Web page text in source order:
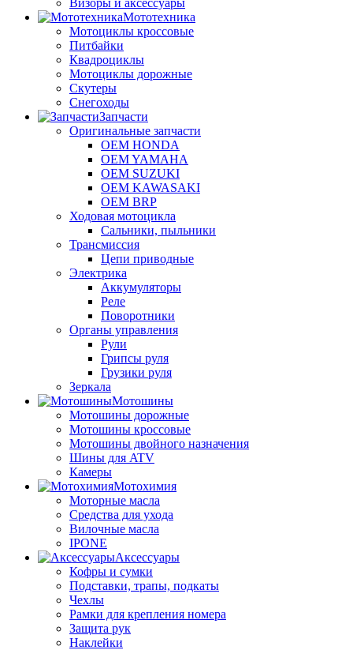
Мототехника
Мотоциклы кроссовые
Питбайки
Квадроциклы
Мотоциклы дорожные
Скутеры
Снегоходы
Запчасти
Оригинальные запчасти
OEM HONDA
OEM YAMAHA
OEM SUZUKI
OEM KAWASAKI
OEM BRP
Ходовая мотоцикла
Сальники, пыльники
Трансмиссия
Цепи приводные
Электрика
Аккумуляторы
Реле
Поворотники
Органы управления
Рули
Грипсы руля
Грузики руля
Зеркала
Мотошины
Мотошины дорожные
Мотошины кроссовые
Мотошины двойного назначения
Шины для ATV
Камеры
Мотохимия
Моторные масла
Средства для ухода
Вилочные масла
IPONE
Аксессуары
Кофры и сумки
Подставки, трапы, подкаты
Чехлы
Рамки для крепления номера
Защита рук
Наклейки